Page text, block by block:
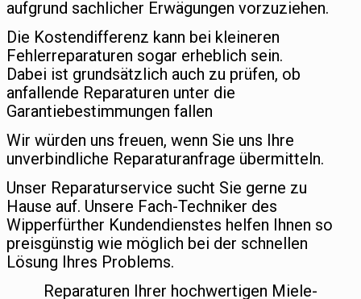
aufgrund sachlicher Erwägungen vorzuziehen.
Die Kostendifferenz kann bei kleineren
Fehlerreparaturen sogar erheblich sein.
Dabei ist grundsätzlich auch zu prüfen, ob
anfallende Reparaturen unter die
Garantiebestimmungen fallen
Wir würden uns freuen, wenn Sie uns Ihre
unverbindliche Reparaturanfrage übermitteln.
Unser Reparaturservice sucht Sie gerne zu
Hause auf. Unsere Fach-Techniker des
Wipperfürther Kundendienstes helfen Ihnen so
preisgünstig wie möglich bei der schnellen
Lösung Ihres Problems.
Reparaturen Ihrer hochwertigen Miele-